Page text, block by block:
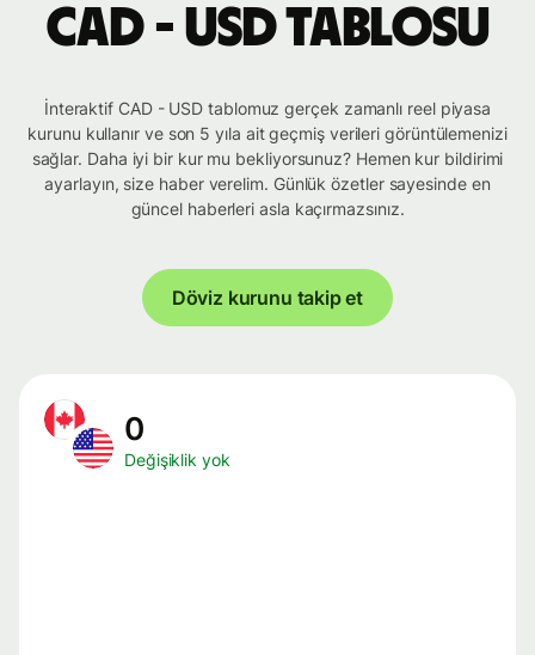
CAD - USD tablosu
İnteraktif CAD - USD tablomuz gerçek zamanlı reel piyasa
kurunu kullanır ve son 5 yıla ait geçmiş verileri görüntülemenizi
sağlar. Daha iyi bir kur mu bekliyorsunuz? Hemen kur bildirimi
ayarlayın, size haber verelim. Günlük özetler sayesinde en
güncel haberleri asla kaçırmazsınız.
Döviz kurunu takip et
0
Değişiklik yok